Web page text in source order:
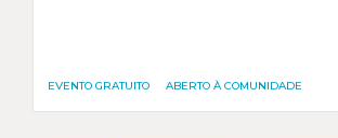
EVENTO GRATUITO ABERTO À COMUNIDADE